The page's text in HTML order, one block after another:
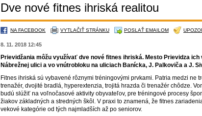
Dve nové fitnes ihriská realitou
NA FACEBOOK VYTLAČIŤ STRÁNKU POSLAŤ EMAILOM
8. 11. 2018 12:45
Prievidžania môžu využívať dve nové fitnes ihriská. Mesto Prievidza ich
Nábrežnej ulici a vo vnútrobloku na uliciach Banícka, J. Palkoviča a J.
Fitnes ihriská sú vybavené rôznymi tréningovými prvkami. Patria medzi ne
trenažér, dvojité bradlá, hyperextenzia, trojitá hrazda či trenažér chôdze.
budú slúžiť na voľnočasové aktivity obyvateľov, pre tréningové procesy
žiakov základných a stredných škôl. V praxi to znamená, že fitnes
vekové kategórie od tých najmladších až po seniorov.